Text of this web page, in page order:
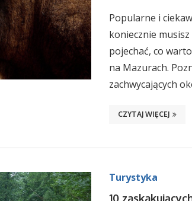
Popularne i
koniecznie
pojechać, co
na Mazurach.
zachwycających
CZYTAJ WIĘCEJ
Turystyka
10